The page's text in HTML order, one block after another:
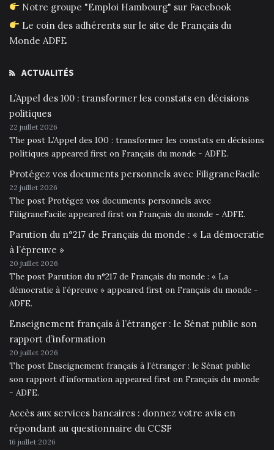
Notre groupe "Emploi Hambourg" sur Facebook
Le coin des adhérents sur le site de Français du
Monde ADFE
ACTUALITÉS
L’Appel des 100 : transformer les constats en décisions
politiques
22 juillet 2026
The post L’Appel des 100 : transformer les constats en décisions
politiques appeared first on Français du monde - ADFE.
Protégez vos documents personnels avec FiligraneFacile
22 juillet 2026
The post Protégez vos documents personnels avec
FiligraneFacile appeared first on Français du monde - ADFE.
Parution du n°217 de Français du monde : « La démocratie
à l’épreuve »
20 juillet 2026
The post Parution du n°217 de Français du monde : « La
démocratie à l’épreuve » appeared first on Français du monde -
ADFE.
Enseignement français à l’étranger : le Sénat publie son
rapport d’information
20 juillet 2026
The post Enseignement français à l’étranger : le Sénat publie
son rapport d’information appeared first on Français du monde
- ADFE.
Accès aux services bancaires : donnez votre avis en
répondant au questionnaire du CCSF
16 juillet 2026